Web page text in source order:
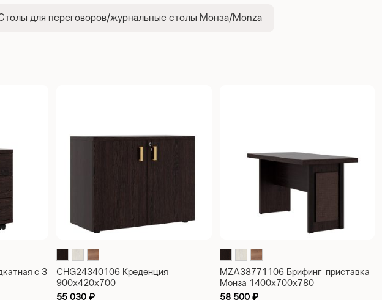
для переговоров/журнальные столы Монза/Monza
с 3
CHG24340106 Креденция
900x420x700
55 030₽
MZA38771106 Брифинг-приставка
Монза 1400x700x780
58 500 ₽